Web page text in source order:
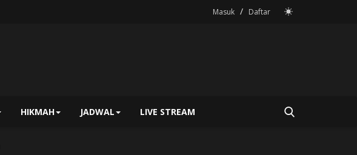
Masuk / Daftar
HIKMAH JADWAL LIVE STREAM